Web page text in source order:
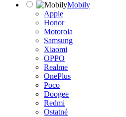
Mobily
Apple
Honor
Motorola
Samsung
Xiaomi
OPPO
Realme
OnePlus
Poco
Doogee
Redmi
Ostatné